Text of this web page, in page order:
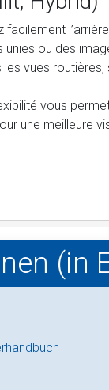
facilement
unies ou des
vues routières,
vous
une meilleure
(in